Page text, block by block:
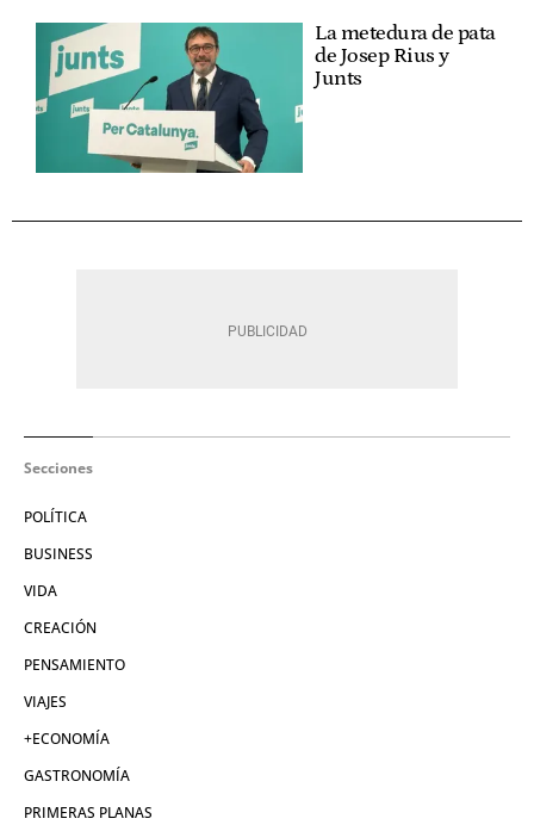
La metedura de pata
de Josep Rius y
Junts
Secciones
POLÍTICA
BUSINESS
VIDA
CREACIÓN
PENSAMIENTO
VIAJES
+ECONOMÍA
GASTRONOMÍA
PRIMERAS PLANAS